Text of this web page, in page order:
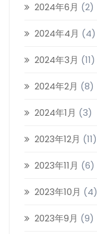
2024年6月 (2)
2024年4月 (4)
2024年3月 (11)
2024年2月 (8)
2024年1月 (3)
2023年12月 (11)
2023年11月 (6)
2023年10月 (4)
2023年9月 (9)